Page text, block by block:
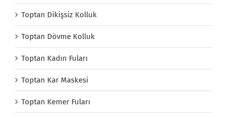
Toptan Dikişsiz Kolluk
Toptan Dövme Kolluk
Toptan Kadın Fuları
Toptan Kar Maskesi
Toptan Kemer Fuları